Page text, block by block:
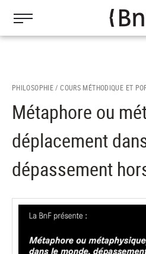
contenu
PHILOSOPHIE / COURS MÉTHODIQUE ET
Métaphore ou
déplacement
dépassement